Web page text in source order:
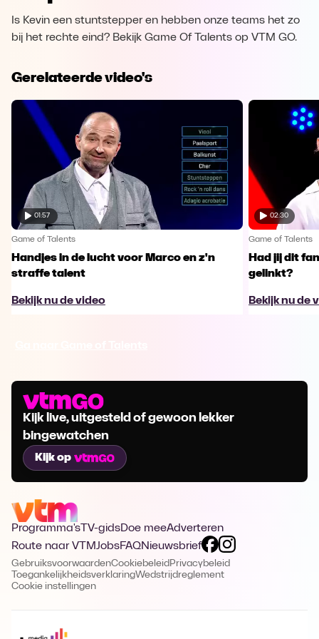
Is Kevin een stuntstepper en hebben onze teams het zo
bij het rechte eind? Bekijk Game Of Talents op VTM GO.
Gerelateerde video's
01:57
Game of Talents
Handjes in de lucht voor Marco en z'n
straffe talent
Bekijk nu de video
02:30
Game of Talents
Had jij dit
gelinkt?
Bekijk nu de
Kijk live, uitgesteld of gewoon lekker
bingewatchen
Kijk op
Programma's TV-gidsDoe meeAdverteren
Route naar VTMJobsFAQNieuwsbrief
GebruiksvoorwaardenCookiebeleid Privacybeleid
ToegankelijkheidsverklaringWedstrijdreglement
Cookie instellingen